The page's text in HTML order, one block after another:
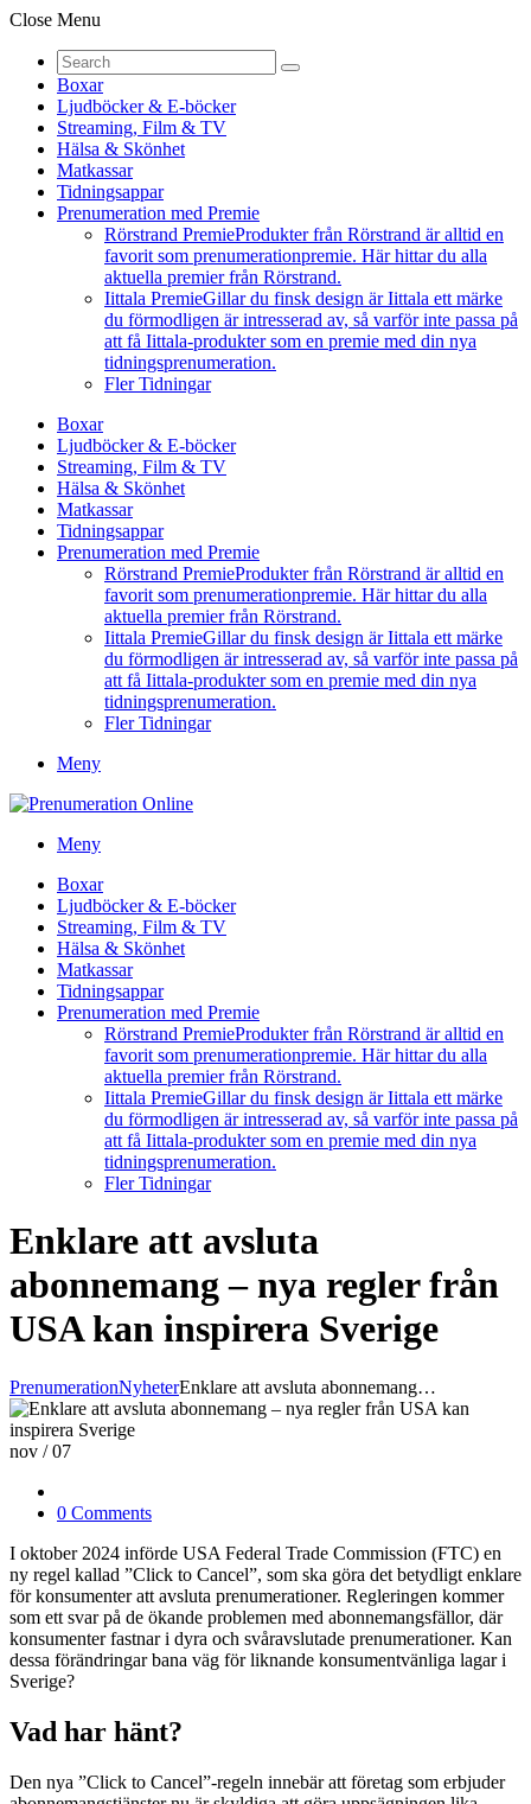
Close Menu
Boxar
Ljudböcker & E-böcker
Streaming, Film & TV
Hälsa & Skönhet
Matkassar
Tidningsappar
Prenumeration med Premie
Rörstrand PremieProdukter från Rörstrand är alltid en
favorit som prenumerationpremie. Här hittar du alla
aktuella premier från Rörstrand.
Iittala PremieGillar du finsk design är Iittala ett märke
du förmodligen är intresserad av, så varför inte passa på
att få Iittala-produkter som en premie med din nya
tidningsprenumeration.
Fler Tidningar
Boxar
Ljudböcker & E-böcker
Streaming, Film & TV
Hälsa & Skönhet
Matkassar
Tidningsappar
Prenumeration med Premie
Rörstrand PremieProdukter från Rörstrand är alltid en
favorit som prenumerationpremie. Här hittar du alla
aktuella premier från Rörstrand.
Iittala PremieGillar du finsk design är Iittala ett märke
du förmodligen är intresserad av, så varför inte passa på
att få Iittala-produkter som en premie med din nya
tidningsprenumeration.
Fler Tidningar
Meny
Meny
Boxar
Ljudböcker & E-böcker
Streaming, Film & TV
Hälsa & Skönhet
Matkassar
Tidningsappar
Prenumeration med Premie
Rörstrand PremieProdukter från Rörstrand är alltid en
favorit som prenumerationpremie. Här hittar du alla
aktuella premier från Rörstrand.
Iittala PremieGillar du finsk design är Iittala ett märke
du förmodligen är intresserad av, så varför inte passa på
att få Iittala-produkter som en premie med din nya
tidningsprenumeration.
Fler Tidningar
Enklare att avsluta
abonnemang – nya regler från
USA kan inspirera Sverige
PrenumerationNyheterEnklare att avsluta abonnemang…
nov /07
0 Comments
I oktober 2024 införde USA Federal Trade Commission (FTC) en
ny regel kallad ”Click to Cancel”, som ska göra det betydligt enklare
för konsumenter att avsluta prenumerationer. Regleringen kommer
som ett svar på de ökande problemen med abonnemangsfällor, där
konsumenter fastnar i dyra och svåravslutade prenumerationer. Kan
dessa förändringar bana väg för liknande konsumentvänliga lagar i
Sverige?
Vad har hänt?
Den nya ”Click to Cancel”-regeln innebär att företag som erbjuder